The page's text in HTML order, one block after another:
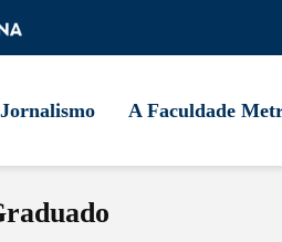
Jornalismo A Faculdade